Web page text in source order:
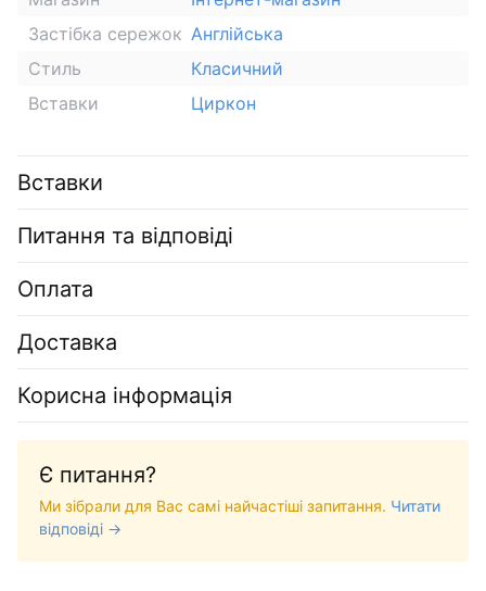
Застібка сережок Англійська
Стиль
Класичний
Вставки
Циркон
Вставки
Питання та відповіді
Оплата
Доставка
Корисна інформація
Є питання?
Ми зібрали для Вас самі найчастіші запитання. Читати
відповіді →